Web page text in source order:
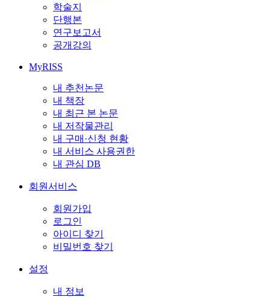
학술지
단행본
연구보고서
공개강의
MyRISS
내 추천논문
내 책장
내 최근 본 논문
내 저작물관리
내 구매·신청 현황
내 서비스 사용권한
내 관심 DB
회원서비스
회원가입
로그인
아이디 찾기
비밀번호 찾기
설정
내 정보